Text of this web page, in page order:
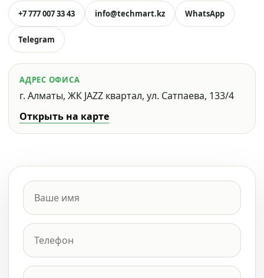
+7 777 007 33 43 info@techmart.kz WhatsApp
Telegram
АДРЕС ОФИСА
г. Алматы, ЖК JAZZ квартал, ул. Сатпаева, 133/4
Открыть на карте